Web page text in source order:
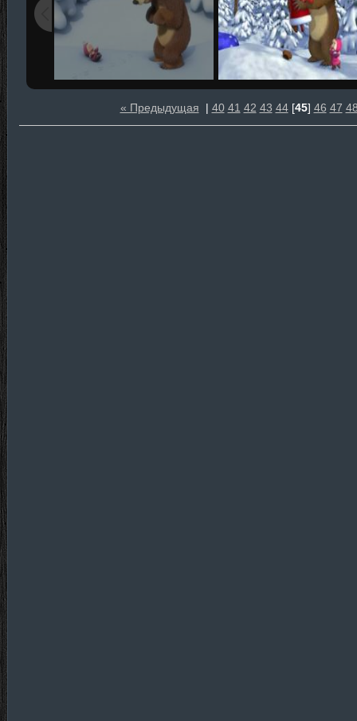
« Предыдущая | 40 41 42 43 44[45] 46 47